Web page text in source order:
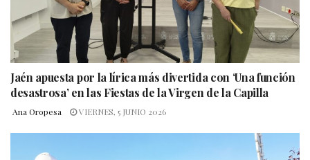
Jaén apuesta por la lírica más divertida con ‘Una función
desastrosa’ en las Fiestas de la Virgen de la Capilla
Ana Oropesa VIERNES, 5 JUNIO 2026